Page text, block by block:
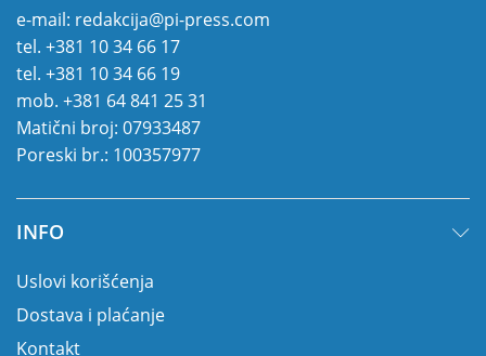
e-mail: redakcija@pi-press.com
tel. +381 10 34 66 17
tel. +381 10 34 66 19
mob. +381 64 841 25 31
Matični broj: 07933487
Poreski br.: 100357977
INFO
Uslovi korišćenja
Dostava i plaćanje
Kontakt